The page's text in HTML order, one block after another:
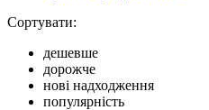
Сортувати:
дешевше
дорожче
нові надходження
популярність